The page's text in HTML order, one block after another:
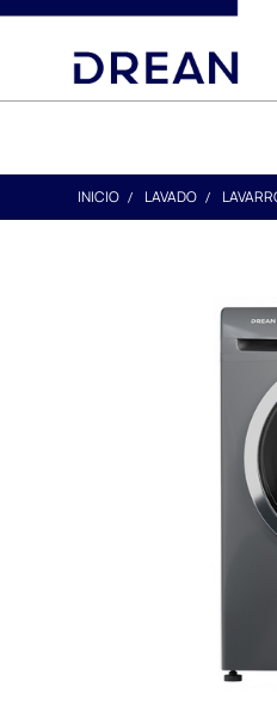
text.skipToContent
text.skipToNavigation
INICIO LAVADO